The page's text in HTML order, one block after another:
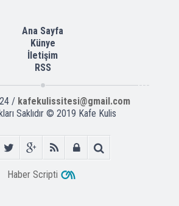
Ana Sayfa
Künye
İletişim
RSS
/ kafekulissitesi@gmail.com
Saklıdır © 2019 Kafe Kulis
Haber Scripti